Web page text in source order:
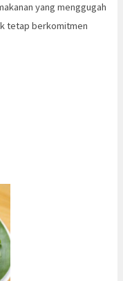
yang menggugah
tetap berkomitmen